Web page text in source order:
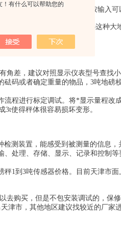
！有什么可以帮助您的
么表，一般请款下直接按输入可
要什么型号的。像D2008这种大
，几百到一千不等吧。
角差，建议对照显示仪表型号查找
码或者确定重量的物品，3吨地磅
程进行标定调试。将*显示量程改
3t使得秤体很容易损坏变形。
测装置，能感受到被测量的信息
处理、存储、显示、记录和控制等
到3吨传感器价格。目前天津市面
购买，但是不包安装调试的，保
津市，其他地区建议找较近的厂家